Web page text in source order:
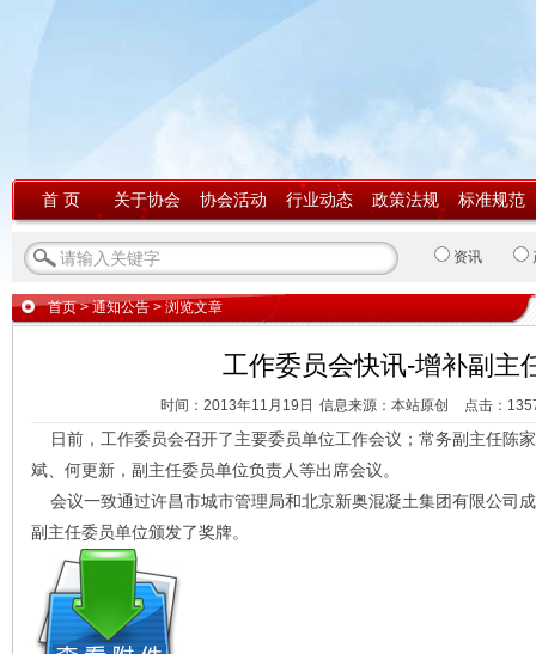
首 页 关于协会 协会活动 行业动态 政策法规 标准规范
资讯
首页>通知公告 > 浏览文章
工作委员会快讯-增补副主
时间：2013年11月19日 信息来源：本站原创 点击：
日前，工作委员会召开了主要委员单位工作会议；常务副主任陈
斌、何更新，副主任委员单位负责人等出席会议。
会议一致通过许昌市城市管理局和北京新奥混凝土集团有限公司
副主任委员单位颁发了奖牌。